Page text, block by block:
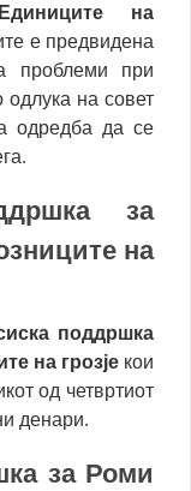
на
е предвидена
проблеми при
на совет
одредба да се
за
на
поддршка
на грозје кои
од четвртиот
денари.
за Роми